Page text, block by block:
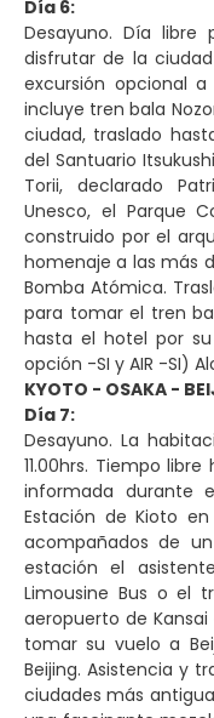
Día 6:
Desayuno. Día libre
disfrutar de la
excursión opcional
incluye tren bala
ciudad, traslado
del Santuario
Torii, declarado
Unesco, el Parque
construido por el
homenaje a las más
Bomba Atómica.
para tomar el tren
hasta el hotel por
opción -SI y AIR -SI)
KYOTO - OSAKA -
Día 7:
Desayuno. La
11.00hrs. Tiempo
informada durante
Estación de Kioto
acompañados de
estación el
Limousine Bus o el
aeropuerto de
tomar su vuelo a
Beijing. Asistencia y
ciudades más